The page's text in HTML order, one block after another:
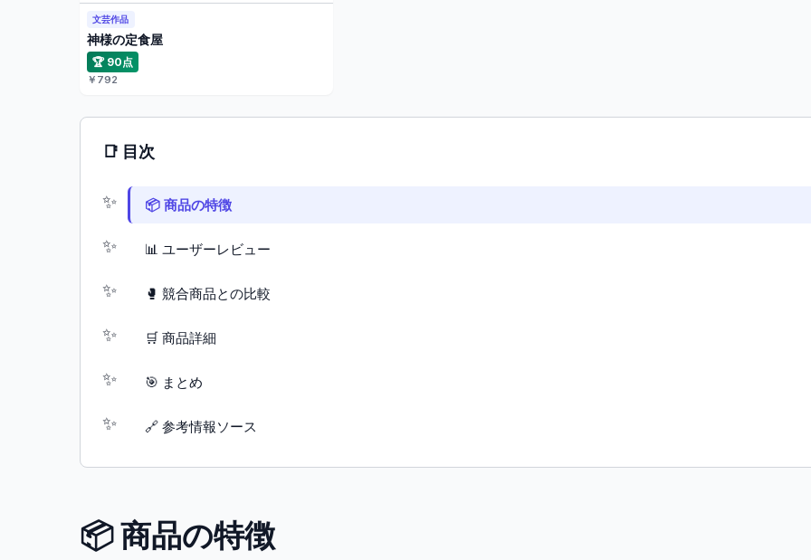
文芸作品
神様の定食屋
🏆 90点
￥792
📑 目次
📦 商品の特徴
📊 ユーザーレビュー
🥊 競合商品との比較
🛒 商品詳細
🎯 まとめ
🔗 参考情報ソース
📦 商品の特徴